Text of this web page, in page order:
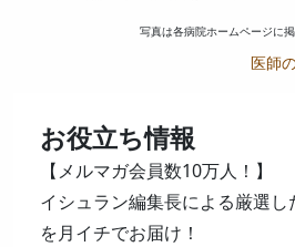
写真は各病院ホームページに
医師
お役立ち情報
【メルマガ会員数10万人！】
イシュラン編集長による厳選
を月イチでお届け！